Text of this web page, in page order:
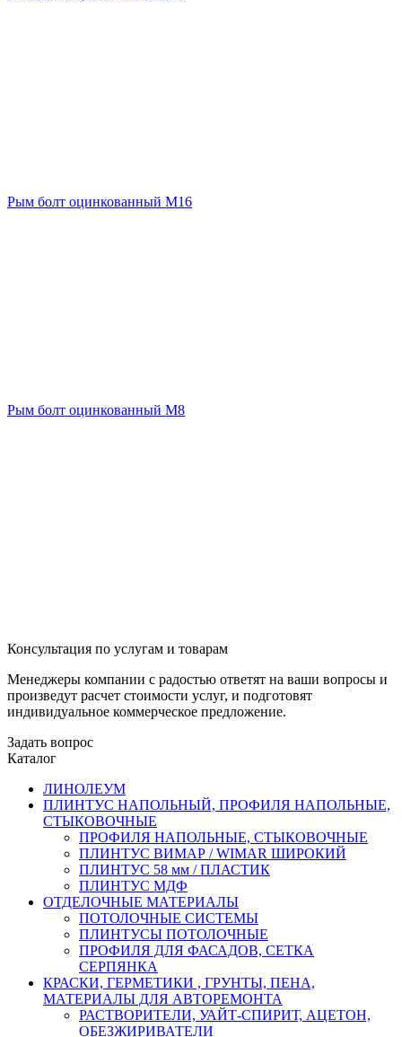
Рым болт оцинкованный М16
Рым болт оцинкованный М8
Консультация по услугам и товарам
Менеджеры компании с радостью ответят на ваши вопросы и
произведут расчет стоимости услуг, и подготовят
индивидуальное коммерческое предложение.
Задать вопрос
Каталог
ЛИНОЛЕУМ
ПЛИНТУС НАПОЛЬНЫЙ, ПРОФИЛЯ НАПОЛЬНЫЕ,
СТЫКОВОЧНЫЕ
ПРОФИЛЯ НАПОЛЬНЫЕ, СТЫКОВОЧНЫЕ
ПЛИНТУС ВИМАР / WIMAR ШИРОКИЙ
ПЛИНТУС 58 мм / ПЛАСТИК
ПЛИНТУС МДФ
ОТДЕЛОЧНЫЕ МАТЕРИАЛЫ
ПОТОЛОЧНЫЕ СИСТЕМЫ
ПЛИНТУСЫ ПОТОЛОЧНЫЕ
ПРОФИЛЯ ДЛЯ ФАСАДОВ, СЕТКА
СЕРПЯНКА
КРАСКИ, ГЕРМЕТИКИ , ГРУНТЫ, ПЕНА,
МАТЕРИАЛЫ ДЛЯ АВТОРЕМОНТА
РАСТВОРИТЕЛИ, УАЙТ-СПИРИТ, АЦЕТОН,
ОБЕЗЖИРИВАТЕЛИ